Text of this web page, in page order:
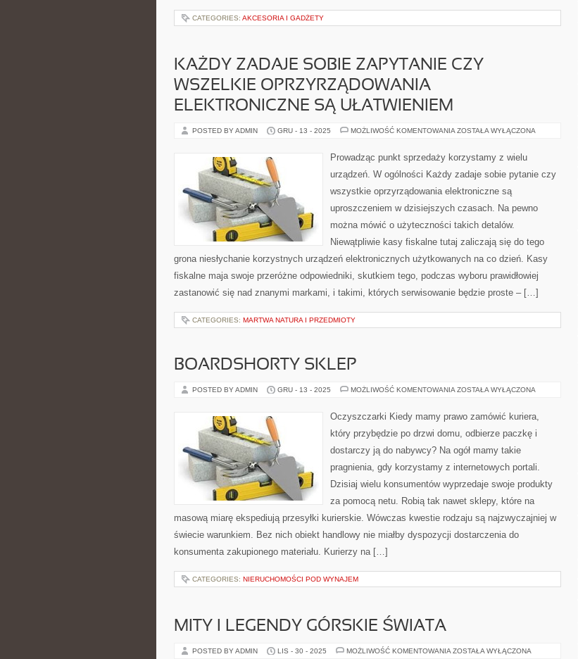
CATEGORIES: AKCESORIA I GADŻETY
KAŻDY ZADAJE SOBIE ZAPYTANIE CZY
WSZELKIE OPRZYRZĄDOWANIA
ELEKTRONICZNE SĄ UŁATWIENIEM
POSTED BY ADMIN GRU - 13 - 2025 MOŻLIWOŚĆ KOMENTOWANIA KAŻDY
ZAPYTANIE
CZY
OPRZYRZĄDOWANIA
SĄ
ZOSTAŁA WYŁĄCZONA
Prowadząc punkt sprzedaży korzystamy z wielu
urządzeń. W ogólności Każdy zadaje sobie pytanie czy
wszystkie oprzyrządowania elektroniczne są
uproszczeniem w dzisiejszych czasach. Na pewno
można mówić o użyteczności takich detalów.
Niewątpliwie kasy fiskalne tutaj zaliczają się do tego
grona niesłychanie korzystnych urządzeń elektronicznych użytkowanych na co dzień. Kasy
fiskalne maja swoje przeróżne odpowiedniki, skutkiem tego, podczas wyboru prawidłowiej
zastanowić się nad znanymi markami, i takimi, których serwisowanie będzie proste – […]
CATEGORIES: MARTWA NATURA I PRZEDMIOTY
BOARDSHORTY SKLEP
POSTED BY ADMIN GRU - 13 - 2025 MOŻLIWOŚĆ KOMENTOWANIA BOARDSHORTY
ZOSTAŁA WYŁĄCZONA
Oczyszczarki Kiedy mamy prawo zamówić kuriera,
który przybędzie po drzwi domu, odbierze paczkę i
dostarczy ją do nabywcy? Na ogół mamy takie
pragnienia, gdy korzystamy z internetowych portali.
Dzisiaj wielu konsumentów wyprzedaje swoje produkty
za pomocą netu. Robią tak nawet sklepy, które na
masową miarę ekspediują przesyłki kurierskie. Wówczas kwestie rodzaju są najzwyczajniej w
świecie warunkiem. Bez nich obiekt handlowy nie miałby dyspozycji dostarczenia do
konsumenta zakupionego materiału. Kurierzy na […]
CATEGORIES: NIERUCHOMOŚCI POD WYNAJEM
MITY I LEGENDY GÓRSKIE ŚWIATA
POSTED BY ADMIN LIS - 30 - 2025 MOŻLIWOŚĆ KOMENTOWANIA MITY
ZOSTAŁA WYŁĄCZONA